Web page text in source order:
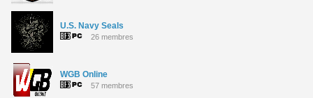
U.S. Navy Seals
26 membres
WGB Online
57 membres